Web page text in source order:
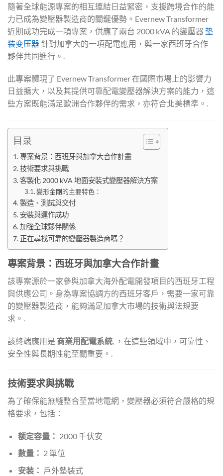
隨著全球能源專案的相互連結日益緊密，支援跨境合作的能
力已成為變壓器製造商的關鍵優勢。Evernew Transformer
近期成功完成一項專案，供應了兩台 2000 kVA 的變壓器垫
装变压器 針對加拿大的一項配電應用，與一家西班牙合作
夥伴共同進行。.
此專案體現了 Evernew Transformer 在國際市場上的影響力
日益擴大，以及其提供可靠配電變壓器解決方案的能力，這
些方案既能滿足歐洲合作夥伴的需求，亦符合北美標準。.
目录
專案背景：西班牙與加拿大合作計畫
技術要求與挑戰
客製化 2000 kVA 地面安裝式變壓器解決方案
變形金剛的主要特色：
製造、測試與交付
安裝與運作成功
加強全球夥伴關係
正在尋找可靠的變壓器製造商嗎？
專案背景：西班牙與加拿大合作計畫
該專案源於一家參與加拿大海外配電開發項目的西班牙工程
與供應公司。身為專案協調方的西班牙客戶，需要一家可靠
的變壓器製造商，能夠滿足加拿大市場的技術與法規要
求。.
該終端應用是 商業用配電系統 , ，在這些領域中，可靠性、
安全性與長期性能至關重要。.
技術要求與挑戰
為了確保能無縫整合至當地電網，變壓器必須符合嚴格的規
格要求，包括：
额定容量： 2000 千伏安
數量： 2 單位
安装： 戶外墊裝式